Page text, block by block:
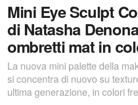
Mini Eye Sculpt
di Natasha
ombretti mat in
La nuova mini palette della
si concentra di nuovo su
ultima generazione, in colori